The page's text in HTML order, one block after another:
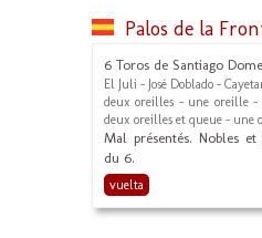
Palos de la
6 Toros de Santiago
El Juli - José Doblado -
deux oreilles - une oreille
deux oreilles et queue - une
Mal présentés. Nobles
du 6.
vuelta